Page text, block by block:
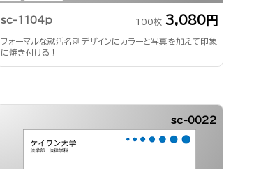
sc-1104p 100枚 3,080円
フォーマルな就活名刺デザインにカラーと写真を加えて印象
に焼き付ける！
sc-0022